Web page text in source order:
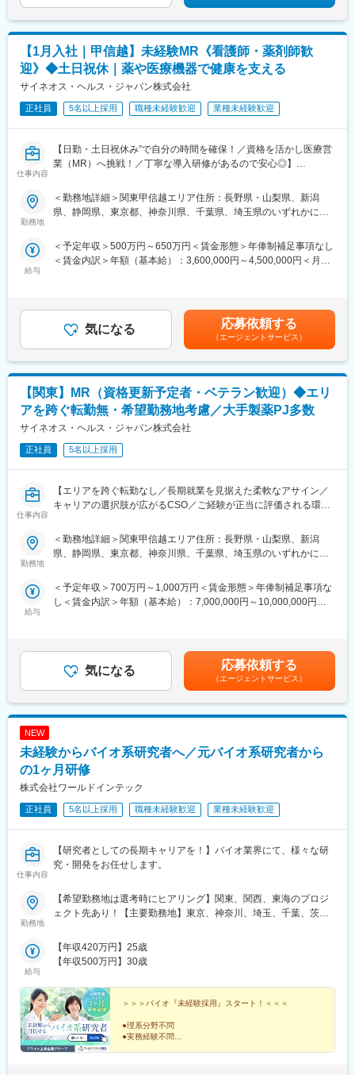
■福利厚生（転勤を伴う場合）：
＜社宅制度（法人契約）＞
・家賃：一部会社負担
・住居契約初期経費：会社負担（上限設定あり）
・入居時の引越し費用：会社負担（会社指定業者）
変更の範囲：会社の定める業務
【1月入社｜甲信越】未経験MR《看護師・薬剤師歓
迎》◆土日祝休｜薬や医療機器で健康を支える
サイネオス・ヘルス・ジャパン株式会社
正社員 5名以上採用 職種未経験歓迎 業種未経験歓迎
仕事内容
【日勤・土日祝休み”で自分の時間を確保！／資格を活かし医療営
業（MR）へ挑戦！／丁寧な導入研修があるので安心◎】
《資格と想いがあれば活躍できる！》
「誰かのためになる仕事がしたい」「社会貢献につながる仕事を
したい」という想いがあればOK！当社には、臨床経験を活かして
ます。
これまでの経験を活かして新たなフィールドで活躍したい方を歓
■夜勤なし！日勤・土日祝休みで働き方改善・ワークライフバラン
スの両立が叶う！
■明確な評価制度あり！自身の成果や頑張りが客観的に評価され、
年収に反映されます。また、在籍年数が増えると永年勤続報奨金
や四半期一時金などの手当もアップします。つまり、やりがいや
努力がきちんと報われる報酬制度になっています。
《丁寧な研修・支援体制で成長を応援！》
入社後は2カ月間の研修制度がありますので、未経験の方も安心し
てご応募ください！同期社員と一緒に集中的に研修を行い、その
また、配属後も一人ひとりの知識とスキルレベルを上げるために
様々な研修をご用意しています。
《あなたの想いを実現する豊富なキャリアプランとサポート体
制！》
社部門（マネージャー、研修部門など）へのキャリアチェンジ」
など幅広いキャリアプランがあります。また、弊社のマネージャ
将来のキャリアに関してサポートをしていきます。
《職種に関して》
■MRとは主に医師や薬剤師等へ、担当製品の情報提供を行いま
す。担当施設の患者様に応じた情報提供や、担当製品の処方後の
情報収集を行います。
変更の範囲：会社の定める業務
勤務地
＜勤務地詳細＞関東甲信越エリア住所：長野県・山梨県、新潟
県、静岡県、東京都、神奈川県、千葉県、埼玉県のいずれかに配
定める事業所
給与
＜予定年収＞500万円～650万円＜賃金形態＞年俸制補足事項なし
＜賃金内訳＞年額（基本給）：3,600,000円～4,500,000円＜月額
四半期一時金：10万円（四半期に1回、10万円程度支給）※ただし
支給条件有。他、永続勤務報奨金（3年勤務5万円支給、5年勤務
10万円…）ございます。賃金はあくまでも目安の金額であり、選
考を通じて上下する可能性があります。月給(月額)は固定手当を含
めた表記です。
気になる 応募依頼する
（エージェントサービス）
【関東】MR（資格更新予定者・ベテラン歓迎）◆エリ
アを跨ぐ転勤無・希望勤務地考慮／大手製薬PJ多数
サイネオス・ヘルス・ジャパン株式会社
正社員 5名以上採用
仕事内容
【エリアを跨ぐ転勤なし／長期就業を見据えた柔軟なアサイン／
キャリアの選択肢が広がるCSO／ご経験が正当に評価される環
【はじめに】
今回はMRを募集します。MR資格更新予定の方・ベテランの方も
～50代まで幅広く活躍しており、長期就業も叶う環境です。
医師、薬剤師に課題解決するための医薬品情報を提供、副作用情
報を収集を行っていただきます。
《具体的には...》
■新薬のプロモーション
■ジェネリック医薬品のプロモーション
※プロジェクトの状況によっては、選考保留（ご紹介できるプロジ
ェクトが出るまで保留）となる場合もございますのであらかじめ
ご認識の程よろしくお願いします※
【魅力ポイント】
■エリアを跨ぐ転勤なし：
初任地希望だけでなく、エリアを跨いでの転勤はないため、転勤
負担が軽減できます。2ndプロジェクト以降も希望や適性に応じ
■キャリアの選択肢を広げる働き方：
スペシャリティ領域への挑戦、新薬PJなど市場価値を高める機
を通じて、その時々に応じたプロジェクトを提示するなどフレキ
シブルにキャリアが形成できます。その他、本社部門（マネージ
■明確な評価制度：
自身の成果や頑張りが客観的に評価され、年収に反映されます。
また、在籍年数が増えると永年勤続報奨金や四半期一時金などの
手当もアップします。つまり、やりがいや努力がきちんと報われ
勤務地
＜勤務地詳細＞関東甲信越エリア住所：長野県・山梨県、新潟
県、静岡県、東京都、神奈川県、千葉県、埼玉県のいずれかに配
定める事業所（リモートワーク含む）
給与
＜予定年収＞700万円～1,000万円＜賃金形態＞年俸制補足事項な
し＜賃金内訳＞年額（基本給）：7,000,000円～10,000,000円＜
年間最大40万円※ただし支給条件有。賃金はあくまでも目安の金
額であり、選考を通じて上下する可能性があります。月給(月額)は
固定手当を含めた表記です。
気になる 応募依頼する
（エージェントサービス）
NEW
未経験からバイオ系研究者へ／元バイオ系研究者から
の1ヶ月研修
株式会社ワールドインテック
正社員 5名以上採用 職種未経験歓迎 業種未経験歓迎
仕事内容
【研究者としての長期キャリアを！】バイオ業界にて、様々な研
究・開発をお任せします。
勤務地
【希望勤務地は選考時にヒアリング】関東、関西、東海のプロジ
ェクト先あり！【主要勤務地】東京、神奈川、埼玉、千葉、茨
エリア制度導入／全国でスキルを伸ばしたい方も、好きな場所で
研究をしたい方も、ご希望をお聞かせください！詳細は選考時に
ご案内いたします。
給与
【年収420万円】25歳
【年収500万円】30歳
＞＞＞バイオ『未経験採用』スタート！＜＜＜
●理系分野不問
●実務経験不問